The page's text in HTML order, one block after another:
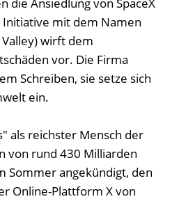
mit dem Namen
Valley) wirft dem
vor. Die Firma
Schreiben, sie setze sich
ein.
als reichster Mensch der
von rund 430 Milliarden
Sommer angekündigt, den
Online-Plattform X von